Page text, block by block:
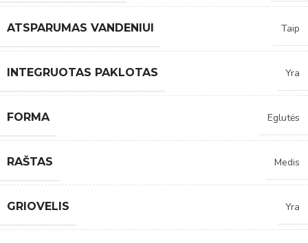
ATSPARUMAS VANDENIUI Taip
INTEGRUOTAS PAKLOTAS Yra
FORMA Eglutės
RAŠTAS Medis
GRIOVELIS Yra